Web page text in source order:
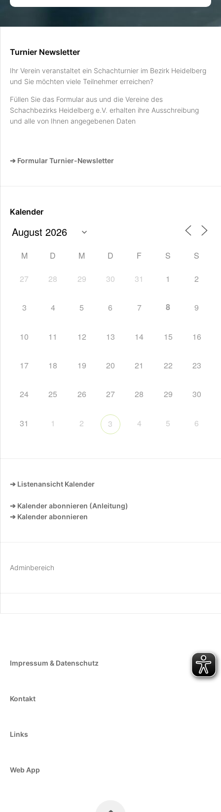
Turnier Newsletter
Ihr Verein veranstaltet ein Schachturnier im Bezirk Heidelberg
und Sie möchten viele Teilnehmer erreichen?
Füllen Sie das Formular aus und die Vereine des
Schachbezirks Heidelberg e.V. erhalten ihre Ausschreibung
und alle von Ihnen angegebenen Daten
➔ Formular Turnier-Newsletter
Kalender
M D M D F S S
27 28 29 30 31 1 2
3 4 5 6 7 8 9
10 11 12 13 14 15 16
17 18 19 20 21 22 23
24 25 26 27 28 29 30
31 1 2 3 4 5 6
➔ Listenansicht Kalender
➔ Kalender abonnieren (Anleitung)
➔ Kalender abonnieren
Adminbereich
Impressum & Datenschutz
Kontakt
Links
Web App